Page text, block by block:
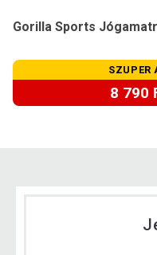
Gorilla Sports
SZUPER
8 790